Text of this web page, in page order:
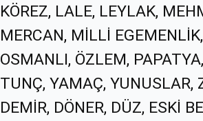
KÖREZ, LALE, LEYLAK,
MERCAN, MİLLİ
OSMANLI, ÖZLEM,
TUNÇ, YAMAÇ, YUNUSLAR,
DEMİR, DÖNER, DÜZ, ESKİ